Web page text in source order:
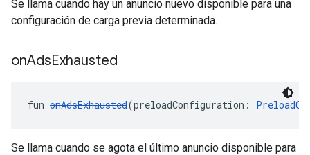
Se llama cuando hay un anuncio nuevo disponible para una
configuración de carga previa determinada.
onAdsExhausted
fun onAdsExhausted(preloadConfiguration:
Se llama cuando se agota el último anuncio disponible para